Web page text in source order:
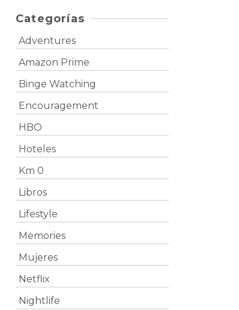
Categorías
Adventures
Amazon Prime
Binge Watching
Encouragement
HBO
Hoteles
Km 0
Libros
Lifestyle
Memories
Mujeres
Netflix
Nightlife